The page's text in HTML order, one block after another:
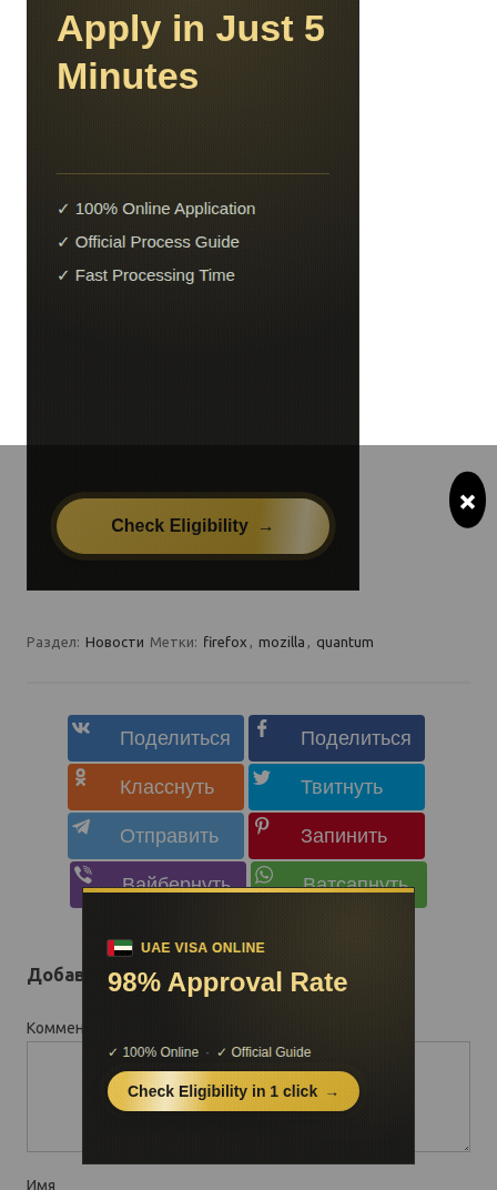
×
Раздел: Новости Метки: firefox , mozilla , quantum
Добавить комментарий
Комментарий
Имя